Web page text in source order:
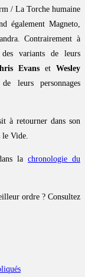
/ La Torche humaine
également Magneto,
Contrairement à
variants de leurs
Evans et Wesley
leurs personnages
à retourner dans son
le Vide.
la chronologie du
ordre ? Consultez